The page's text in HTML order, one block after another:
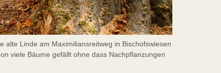
alte Linde am Maximiliansreitweg in Bischofswiesen
viele Bäume gefällt ohne dass Nachpflanzungen